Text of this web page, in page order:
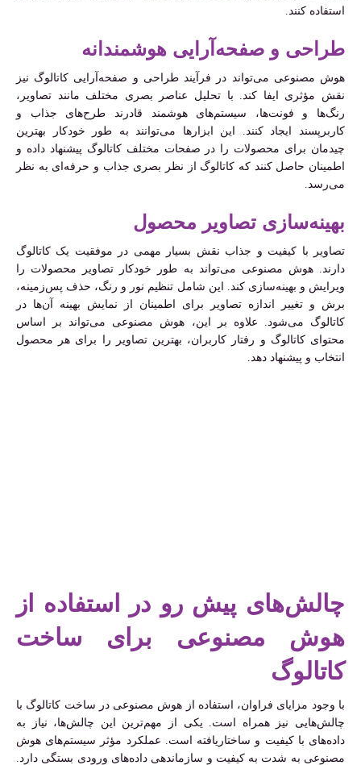
استفاده کنند.
طراحی و صفحه‌آرایی هوشمندانه
هوش مصنوعی می‌تواند در فرآیند طراحی و صفحه‌آرایی کاتالوگ نیز
نقش مؤثری ایفا کند. با تحلیل عناصر بصری مختلف مانند تصاویر،
رنگ‌ها و فونت‌ها، سیستم‌های هوشمند قادرند طرح‌های جذاب و
کاربرپسند ایجاد کنند. این ابزارها می‌توانند به طور خودکار بهترین
چیدمان برای محصولات را در صفحات مختلف کاتالوگ پیشنهاد داده و
اطمینان حاصل کنند که کاتالوگ از نظر بصری جذاب و حرفه‌ای به نظر
می‌رسد.
بهینه‌سازی تصاویر محصول
تصاویر با کیفیت و جذاب نقش بسیار مهمی در موفقیت یک کاتالوگ
دارند. هوش مصنوعی می‌تواند به طور خودکار تصاویر محصولات را
ویرایش و بهینه‌سازی کند. این شامل تنظیم نور و رنگ، حذف پس‌زمینه،
برش و تغییر اندازه تصاویر برای اطمینان از نمایش بهینه آن‌ها در
کاتالوگ می‌شود. علاوه بر این، هوش مصنوعی می‌تواند بر اساس
محتوای کاتالوگ و رفتار کاربران، بهترین تصاویر را برای هر محصول
انتخاب و پیشنهاد دهد.
چالش‌های پیش رو در استفاده از
هوش مصنوعی برای ساخت
کاتالوگ
با وجود مزایای فراوان، استفاده از هوش مصنوعی در ساخت کاتالوگ با
چالش‌هایی نیز همراه است. یکی از مهم‌ترین این چالش‌ها، نیاز به
داده‌های با کیفیت و ساختاریافته است. عملکرد مؤثر سیستم‌های هوش
مصنوعی به شدت به کیفیت و سازماندهی داده‌های ورودی بستگی دارد.